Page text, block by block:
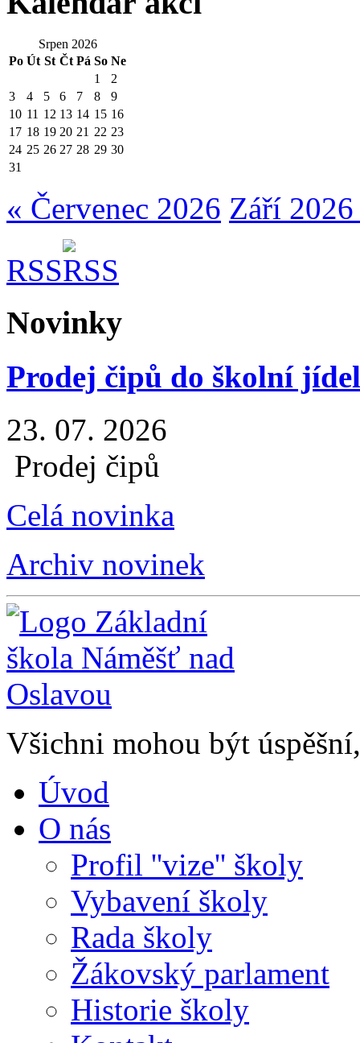
Srpen 2026
Po Út St Čt Pá So Ne
1
2
3
4 5 6 7 8
9
10 11 12 13 14 15 16
17 18 19 20 21 22 23
24 25 26 27 28 29 30
31
« Červenec 2026 Září
RSS
Novinky
Prodej čipů do školní
23. 07. 2026
Prodej čipů
Celá novinka
Archiv novinek
Všichni mohou být
Úvod
O nás
Profil ''vize'' školy
Vybavení školy
Rada školy
Žákovský parlament
Historie školy